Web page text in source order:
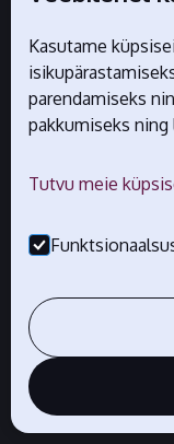
Jälgi meid
Kasutame
parendamiseks
pakkumiseks
Tutvu meie